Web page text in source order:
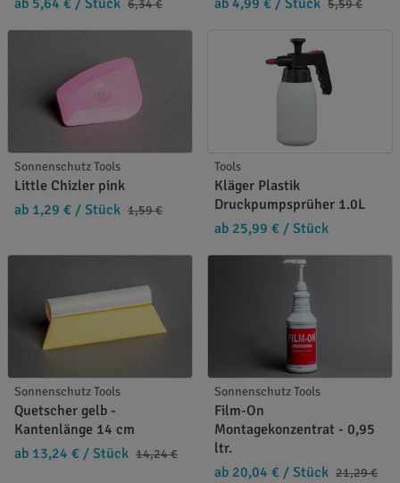
6,34 € 5,59 €
Sonnenschutz Tools
Little Chizler pink
ab 1,29 € / Stück 1,59 €
Tools
Kläger Plastik
Druckpumpsprüher 1.0L
ab 25,99 € / Stück
Sonnenschutz Tools
Quetscher gelb -
Kantenlänge 14 cm
ab 13,24 € / Stück 14,24 €
Sonnenschutz Tools
Film-On
Montagekonzentrat - 0,95
ltr.
ab 20,04 € / Stück 21,29 €